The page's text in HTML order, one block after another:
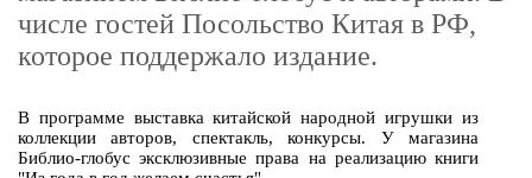
числе гостей Посольство Китая в РФ,
которое поддержало издание.
В программе выставка китайской народной игрушки из
коллекции авторов, спектакль, конкурсы. У магазина
Библио-глобус эксклюзивные права на реализацию книги